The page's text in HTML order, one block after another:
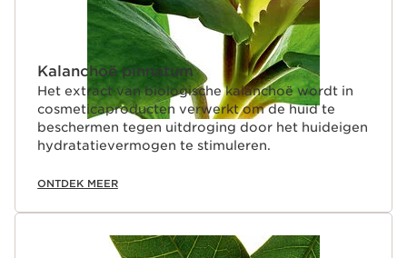
Kalanchoë pinnatum
Het extract van biologische kalanchoë wordt in
cosmeticaproducten verwerkt om de huid te
beschermen tegen uitdroging door het huideigen
hydratatievermogen te stimuleren.
ONTDEK MEER